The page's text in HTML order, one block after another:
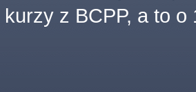
kurzy z BCPP, a to o